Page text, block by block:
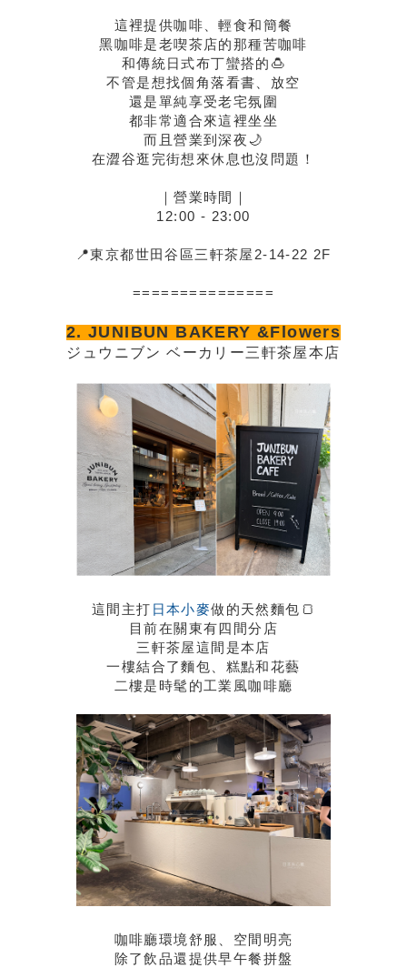
這裡提供咖啡、輕食和簡餐
黑咖啡是老喫茶店的那種苦咖啡
和傳統日式布丁蠻搭的🍮
不管是想找個角落看書、放空
還是單純享受老宅氛圍
都非常適合來這裡坐坐
而且營業到深夜🌙
在澀谷逛完街想來休息也沒問題！
｜營業時間｜
12:00 - 23:00
📍東京都世田谷區三軒茶屋2-14-22 2F
===============
2. JUNIBUN BAKERY &Flowers
ジュウニブン ベーカリー三軒茶屋本店
這間主打 日本小麥做的天然麵包🍞
目前在關東有四間分店
三軒茶屋這間是本店
一樓結合了麵包、糕點和花藝
二樓是時髦的工業風咖啡廳
咖啡廳環境舒服、空間明亮
除了飲品還提供早午餐拼盤